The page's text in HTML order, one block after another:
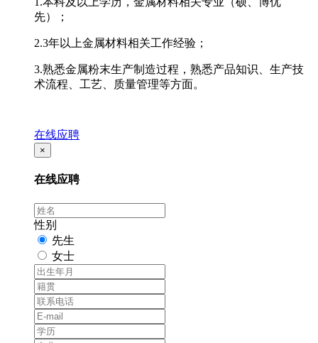
先）；
2.3年以上金属材料相关工作经验；
3.熟悉金属粉末生产制造过程，熟悉产品知识、生产技
术流程、工艺、质量管理等方面。
在线应聘
×
在线应聘
性别
先生
女士